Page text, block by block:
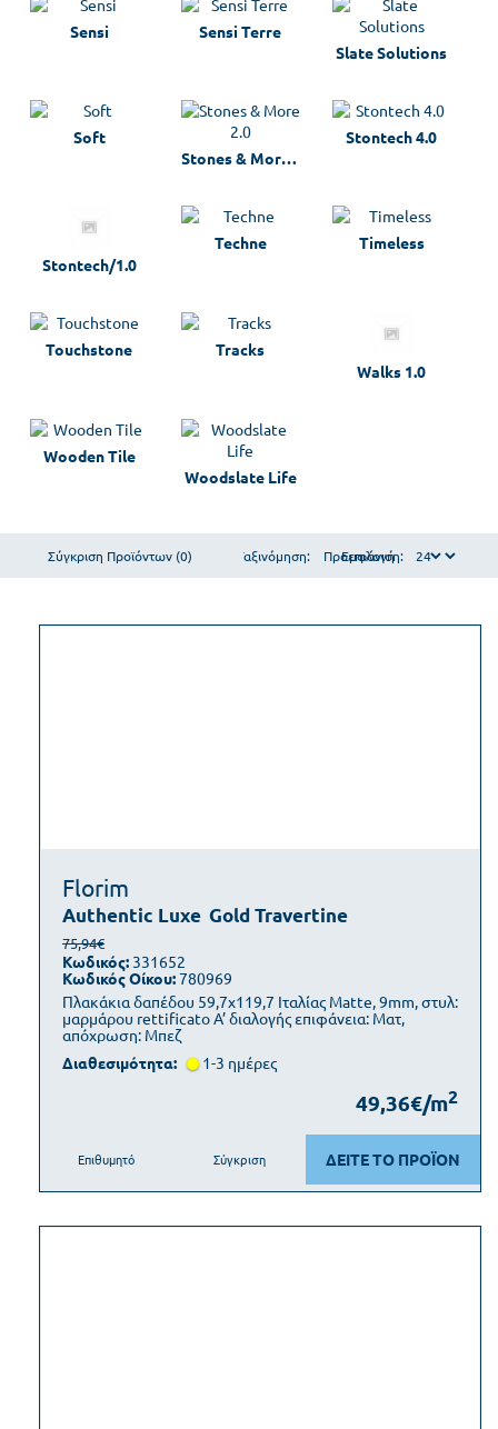
Sensi
Sensi Terre
Slate Solutions
Soft
Stones & More 2.0
Stontech 4.0
Stontech/1.0
Techne Timeless
Touchstone
Tracks
Walks 1.0
Wooden Tile
Woodslate Life
Σύγκριση Προϊόντων (0) Εμφάνιση:
Ταξινόμηση:
Florim
Authentic Luxe Gold Travertine
Πλακάκια δαπέδου 59,7x119,7 Ιταλίας Matte, 9mm, στυλ:
μαρμάρου rettificato Α’ διαλογής επιφάνεια: Ματ,
απόχρωση: Μπεζ
75,94€
Κωδικός: 331652
Κωδικός Οίκου:780969
Διαθεσιμότητα: 1-3 ημέρες
49,36€/m2
ΔΕΙΤΕ ΤΟ ΠΡΟΪΟΝ
Επιθυμητό Σύγκριση